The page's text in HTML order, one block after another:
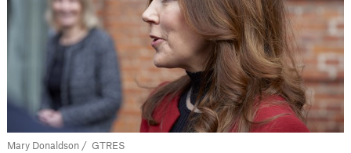
Mary Donaldson / GTRES